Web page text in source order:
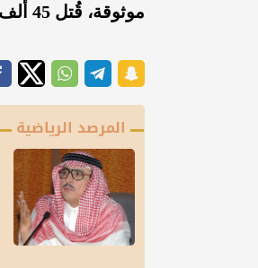
موثوقة، قُتل 45 ألف متظاهر".
المرصد الرياضية